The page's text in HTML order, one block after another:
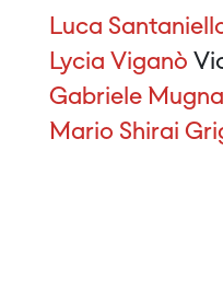
Luca
Lycia Viganò
Gabriele
Mario Shirai